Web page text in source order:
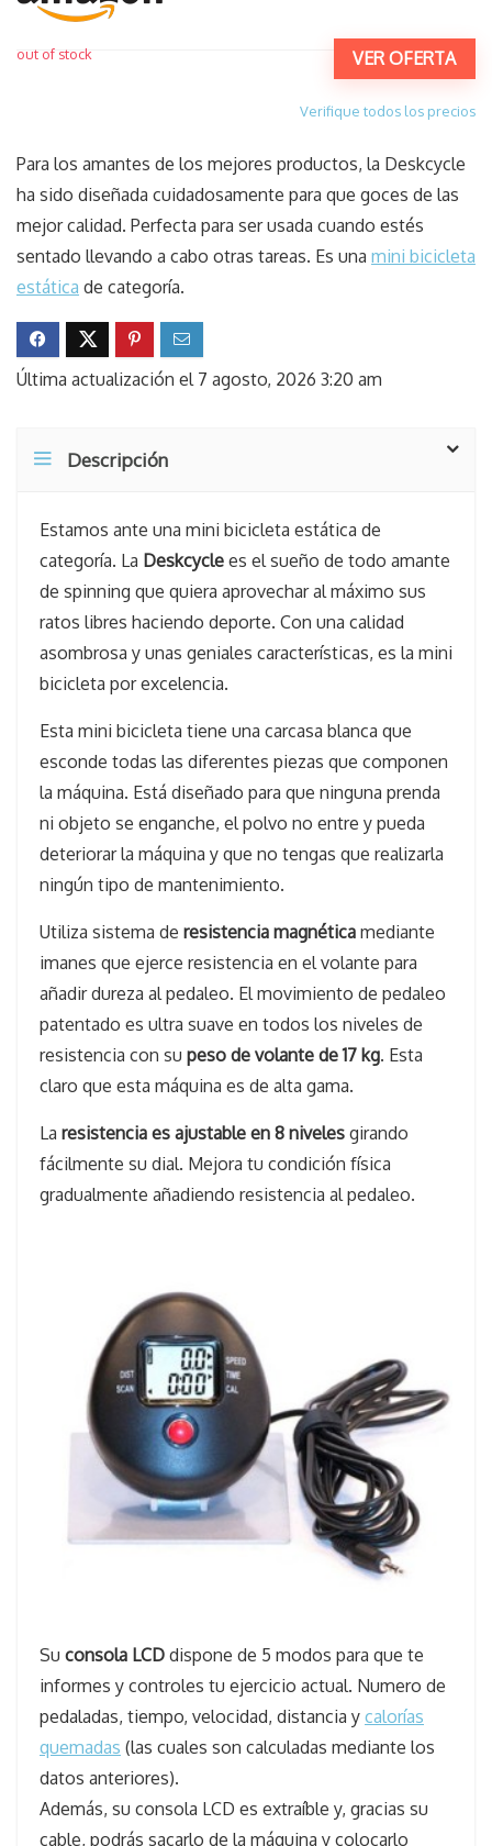
VER OFERTA
out of stock
Verifique todos los precios
Para los amantes de los mejores productos, la Deskcycle
ha sido diseñada cuidadosamente para que goces de las
mejor calidad. Perfecta para ser usada cuando estés
sentado llevando a cabo otras tareas. Es una mini bicicleta
estática de categoría.
Última actualización el 7 agosto, 2026 3:20 am
Descripción
Estamos ante una mini bicicleta estática de
categoría. La Deskcycle es el sueño de todo amante
de spinning que quiera aprovechar al máximo sus
ratos libres haciendo deporte. Con una calidad
asombrosa y unas geniales características, es la mini
bicicleta por excelencia.
Esta mini bicicleta tiene una carcasa blanca que
esconde todas las diferentes piezas que componen
la máquina. Está diseñado para que ninguna prenda
ni objeto se enganche, el polvo no entre y pueda
deteriorar la máquina y que no tengas que realizarla
ningún tipo de mantenimiento.
Utiliza sistema de resistencia magnética mediante
imanes que ejerce resistencia en el volante para
añadir dureza al pedaleo. El movimiento de pedaleo
patentado es ultra suave en todos los niveles de
resistencia con su peso de volante de 17 kg. Esta
claro que esta máquina es de alta gama.
La resistencia es ajustable en 8 niveles girando
fácilmente su dial. Mejora tu condición física
gradualmente añadiendo resistencia al pedaleo.
Su consola LCD dispone de 5 modos para que te
informes y controles tu ejercicio actual. Numero de
pedaladas, tiempo, velocidad, distancia y calorías
quemadas (las cuales son calculadas mediante los
datos anteriores).
Además, su consola LCD es extraíble y, gracias su
cable, podrás sacarlo de la máquina y colocarlo